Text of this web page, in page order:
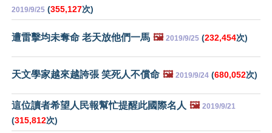
2019/9/25 (355,127次)
遭雷擊均未奪命 老天放他們一馬 🖼️ 2019/9/25 (232,454次)
天文學家越來越誇張 笑死人不償命 🖼️ 2019/9/24 (680,052次)
這位讀者希望人民報幫忙提醒此國際名人 🖼️ 2019/9/21
(315,812次)